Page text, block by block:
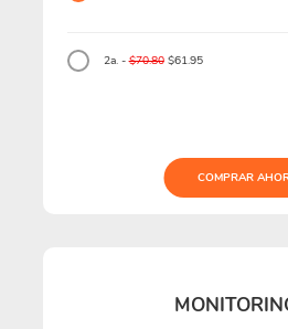
2a. -$70.80$61.95
COMPRAR